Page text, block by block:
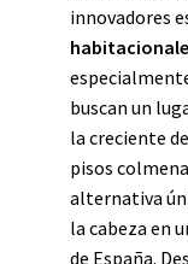
innovadores
buscan un
la creciente
pisos
alternativa
la cabeza en
de España.